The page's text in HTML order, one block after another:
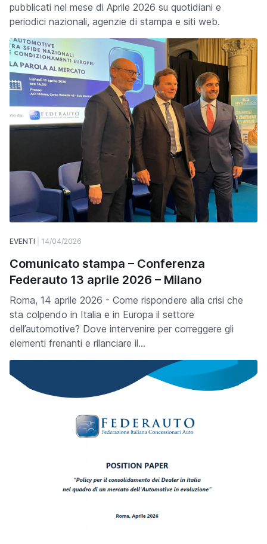
pubblicati nel mese di Aprile 2026 su quotidiani e
periodici nazionali, agenzie di stampa e siti web.
EVENTI 14/04/2026
Comunicato stampa – Conferenza
Federauto 13 aprile 2026 – Milano
Roma, 14 aprile 2026 - Come rispondere alla crisi che
sta colpendo in Italia e in Europa il settore
dell’automotive? Dove intervenire per correggere gli
elementi frenanti e rilanciare il…